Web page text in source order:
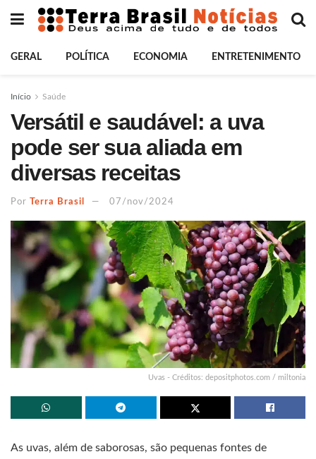
GERAL POLÍTICA ECONOMIA ENTRETENIMENTO
Início Saúde
Versátil e saudável: a uva
pode ser sua aliada em
diversas receitas
Por Terra Brasil 07/nov/2024
Uvas - Créditos: depositphotos.com / miltonia
As uvas, além de saborosas, são pequenas fontes de